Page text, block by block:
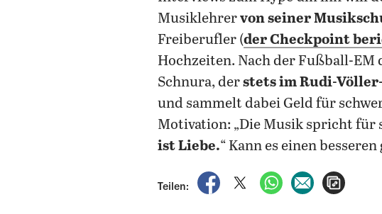
Musiklehrervon seiner
Freiberufler (der Checkpoint
Hochzeiten. Nach der Fußball-
Schnura, derstets im Rudi-
und sammelt dabei Geld für
Motivation: „Die Musik spricht für
ist Liebe.“ Kann es einen besseren
Teilen:
auf Facebook teilen
auf X teilenper WhatsApp teilen
per E-Mail